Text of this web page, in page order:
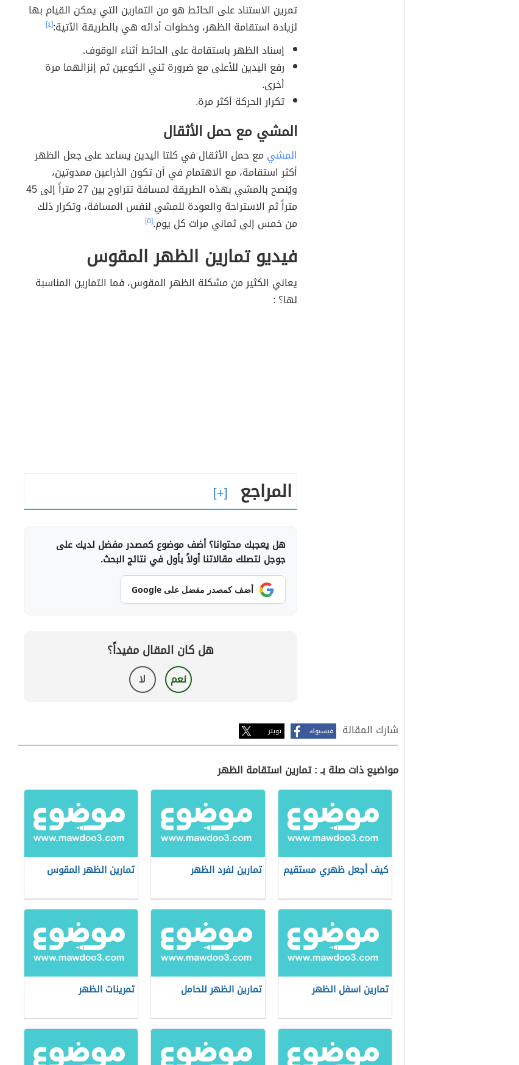
تمرين الاستناد على الحائط هو من التمارين التي يمكن القيام بها
لزيادة استقامة الظهر، وخطوات أدائه هي بالطريقة الآتية:[٤]
إسناد الظهر باستقامة على الحائط أثناء الوقوف.
رفع اليدين للأعلى مع ضرورة ثني الكوعين ثم إنزالهما مرة
أخرى.
تكرار الحركة أكثر مرة.
المشي مع حمل الأثقال
المشي مع حمل الأثقال في كلتا اليدين يساعد على جعل الظهر
أكثر استقامة، مع الاهتمام في أن تكون الذراعين ممدوتين،
ويُنصح بالمشي بهذه الطريقة لمسافة تتراوح بين 27 متراً إلى 45
متراً ثم الاستراحة والعودة للمشي لنفس المسافة، وتكرار ذلك
من خمس إلى ثماني مرات كل يوم.[٥]
فيديو تمارين الظهر المقوس
يعاني الكثير من مشكلة الظهر المقوس، فما التمارين المناسبة
لها؟ :
المراجع
هل يعجبك محتوانا؟ أضف موضوع كمصدر مفضل لديك على
جوجل لتصلك مقالاتنا أولاً بأول في نتائج البحث.
أضف كمصدر مفضل على Google
هل كان المقال مفيداً؟
نعم لا
شارك المقالة فيسبوك تويتر
مواضيع ذات صلة بـ : تمارين استقامة الظهر
كيف أجعل ظهري مستقيم تمارين لفرد الظهر تمارين الظهر المقوس
تمارين اسفل الظهر تمارين الظهر للحامل تمرينات الظهر